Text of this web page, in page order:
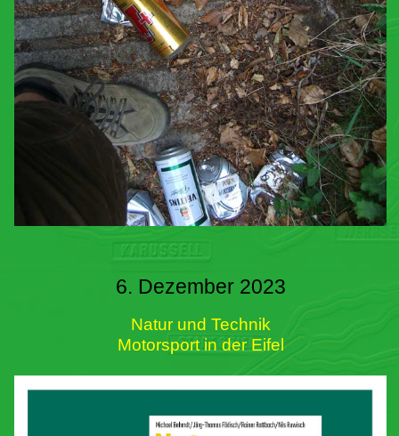
6. Dezember 2023
Natur und Technik
Motorsport in der Eifel